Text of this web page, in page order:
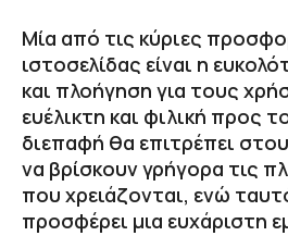
Μία από τις κύριες
ιστοσελίδας είναι η
και πλοήγηση για τους
ευέλικτη και φιλική προς
διεπαφή θα επιτρέπει
να βρίσκουν γρήγορα τις
που χρειάζονται, ενώ
προσφέρει μια ευχάριστη